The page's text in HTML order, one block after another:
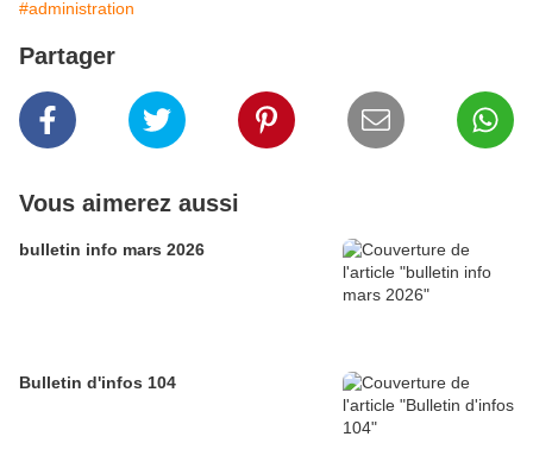
#administration
Partager
Vous aimerez aussi
bulletin info mars 2026
Bulletin d'infos 104